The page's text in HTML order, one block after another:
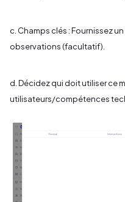
c. Champs clés : Fournissez
observations (facultatif).
d. Décidez qui doit utiliser ce
utilisateurs/compétences